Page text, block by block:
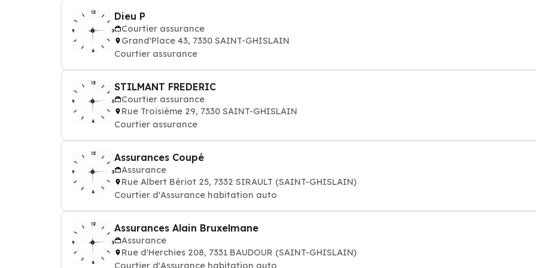
Dieu P
Courtier assurance
Grand'Place 43, 7330 SAINT-GHISLAIN
Courtier assurance
STILMANT FREDERIC
Courtier assurance
Rue Troisième 29, 7330 SAINT-GHISLAIN
Courtier assurance
Assurances Coupé
Assurance
Rue Albert Bériot 25, 7332 SIRAULT (SAINT-GHISLAIN)
Courtier d'Assurance habitation auto
Assurances Alain Bruxelmane
Assurance
Rue d'Herchies 208, 7331 BAUDOUR (SAINT-GHISLAIN)
Courtier d'Assurance habitation auto